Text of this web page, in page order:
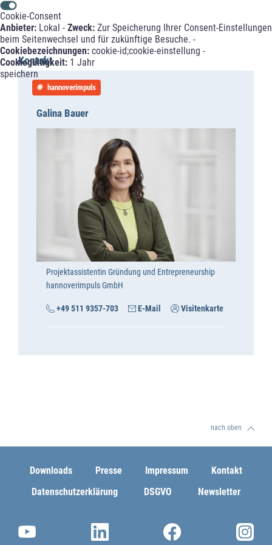
Cookie-Consent
Anbieter: Lokal - Zweck: Zur Speicherung Ihrer Consent-Einstellungen
beim Seitenwechsel und für zukünftige Besuche. -
Cookiebezeichnungen: cookie-id;cookie-einstellung -
Cookiegültigkeit: 1 Jahr
speichern
Kontakt
hannoverimpuls
Galina Bauer
Projektassistentin Gründung und Entrepreneurship
hannoverimpuls GmbH
+49 511 9357-703 E-Mail Visitenkarte
nach oben
Downloads Presse Impressum
Kontakt
Datenschutzerklärung
DSGVO Newsletter